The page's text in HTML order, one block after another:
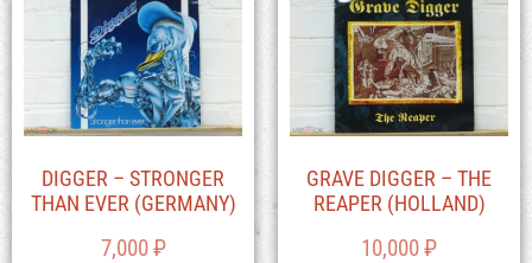
DIGGER – STRONGER
THAN EVER (GERMANY)
7,000₽
GRAVE DIGGER – THE
REAPER (HOLLAND)
10,000₽